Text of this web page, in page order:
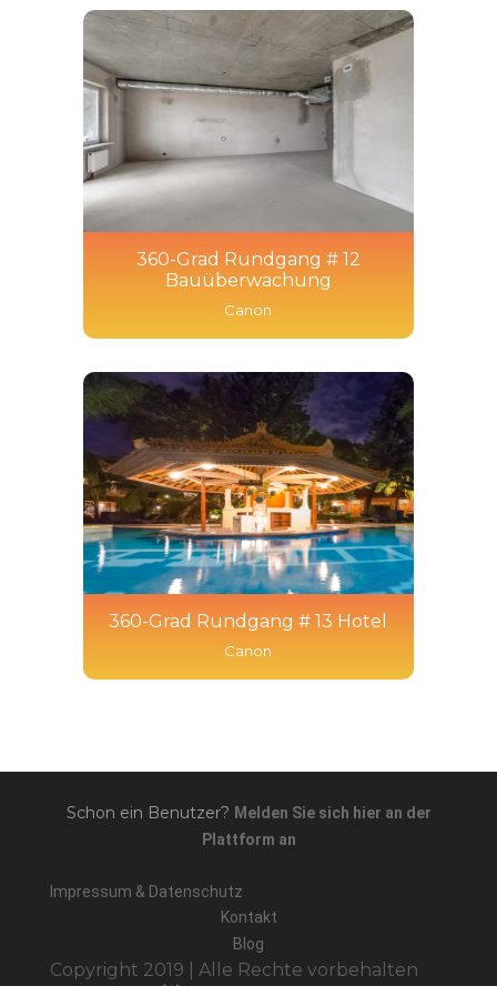
360-Grad Rundgang # 12
Bauüberwachung
Canon
360-Grad Rundgang # 13 Hotel
Canon
Schon ein Benutzer? Melden Sie sich hier an der
Plattform an
Impressum & Datenschutz
Kontakt
Blog
Copyright 2019 | Alle Rechte vorbehalten